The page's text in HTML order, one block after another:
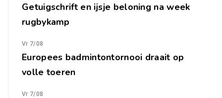
Getuigschrift en ijsje beloning na week
rugbykamp
Vr 7/08
Europees badmintontornooi draait op
volle toeren
Vr 7/08